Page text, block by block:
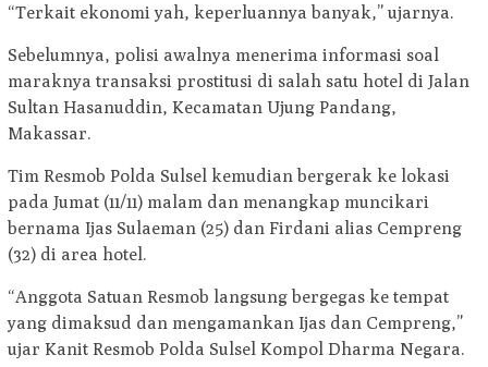
“Terkait ekonomi yah, keperluannya banyak,” ujarnya.
Sebelumnya, polisi awalnya menerima informasi soal
maraknya transaksi prostitusi di salah satu hotel di Jalan
Sultan Hasanuddin, Kecamatan Ujung Pandang,
Makassar.
Tim Resmob Polda Sulsel kemudian bergerak ke lokasi
pada Jumat (11/11) malam dan menangkap muncikari
bernama Ijas Sulaeman (25) dan Firdani alias Cempreng
(32) di area hotel.
“Anggota Satuan Resmob langsung bergegas ke tempat
yang dimaksud dan mengamankan Ijas dan Cempreng,”
ujar Kanit Resmob Polda Sulsel Kompol Dharma Negara.